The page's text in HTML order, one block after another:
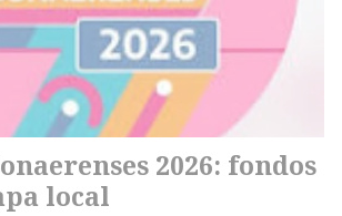
2026: fondos
local